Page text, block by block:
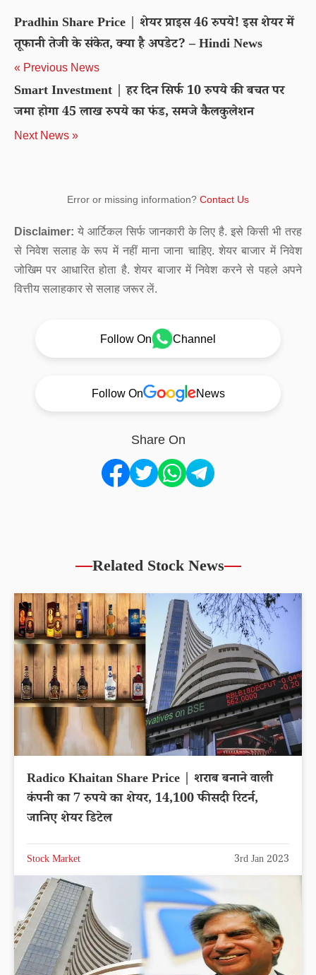
Pradhin Share Price | शेयर प्राइस 46 रुपये! इस शेयर में
तूफानी तेजी के संकेत, क्या है अपडेट? – Hindi News
« Previous News
Smart Investment | हर दिन सिर्फ 10 रुपये की बचत पर
जमा होगा 45 लाख रुपये का फंड, समजे कैलकुलेशन
Next News »
Error or missing information? Contact Us
Disclaimer: ये आर्टिकल सिर्फ जानकारी के लिए है. इसे किसी भी तरह
से निवेश सलाह के रूप में नहीं माना जाना चाहिए. शेयर बाजार में निवेश
जोखिम पर आधारित होता है. शेयर बाजार में निवेश करने से पहले अपने
वित्तीय सलाहकार से सलाह जरूर लें.
Follow On Channel
Follow On News
Share On
Related Stock News
Radico Khaitan Share Price | शराब बनाने वाली
कंपनी का 7 रुपये का शेयर, 14,100 फीसदी रिटर्न,
जानिए शेयर डिटेल
Stock Market 3rd Jan 2023